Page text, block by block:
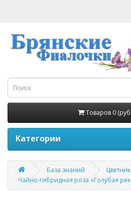
Товаров 0
Категории
База знаний
Чайно-гибридная роза «Голубая